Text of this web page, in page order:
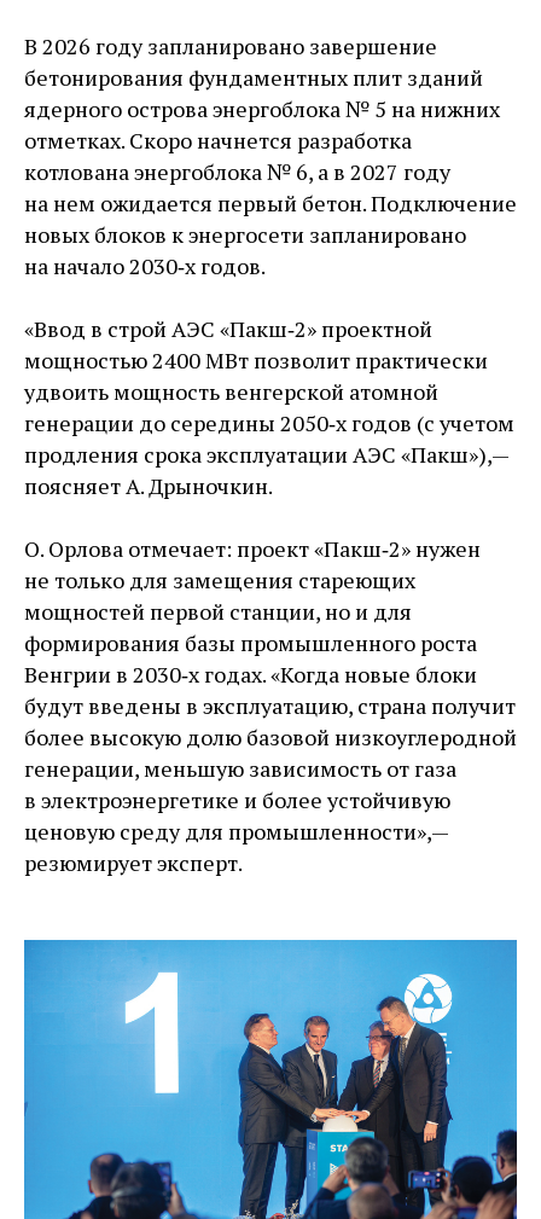
В 2026 году запланировано завершение
бетонирования фундаментных плит зданий
ядерного острова энергоблока № 5 на нижних
отметках. Скоро начнется разработка
котлована энергоблока № 6, а в 2027 году
на нем ожидается первый бетон. Подключение
новых блоков к энергосети запланировано
на начало 2030‑х годов.
«Ввод в строй АЭС «Пакш‑2» проектной
мощностью 2400 МВт позволит практически
удвоить мощность венгерской атомной
генерации до середины 2050‑х годов (с учетом
продления срока эксплуатации АЭС «Пакш»), — ​
поясняет А. Дрыночкин.
О. Орлова отмечает: проект «Пакш‑2» нужен
не только для замещения стареющих
мощностей первой станции, но и для
формирования базы промышленного роста
Венгрии в 2030‑х годах. «Когда новые блоки
будут введены в эксплуатацию, страна получит
более высокую долю базовой низкоуглеродной
генерации, меньшую зависимость от газа
в электроэнергетике и более устойчивую
ценовую среду для промышленности», — ​
резюмирует эксперт.